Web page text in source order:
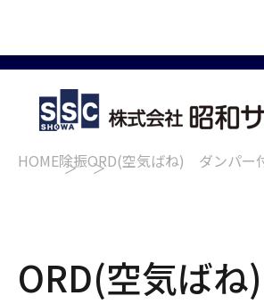
HOME除振ORD(空気ばね) ダンパー
ORD(空気ばね)